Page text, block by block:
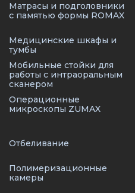
Матрасы и подголовники
с памятью формы ROMAX
Медицинские шкафы и
тумбы
Мобильные стойки для
работы с интраоральным
сканером
Операционные
микроскопы ZUMAX
Отбеливание
Полимеризационные
камеры